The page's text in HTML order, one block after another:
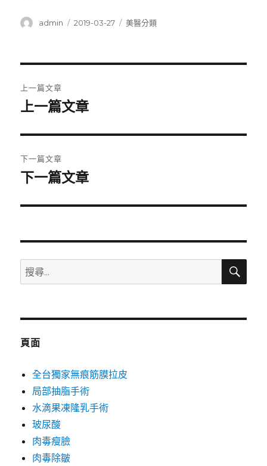
作
admin
發
2019-03-27
分
美醫分類
章
覽
上一篇文章
上
篇
文
章:
上一篇文章
下一篇文章
下
篇
章:
下一篇文章
搜
尋
鍵
搜
頁面
全台獨家無痕筋膜拉皮
局部抽脂手術
水滴果凍隆乳手術
玻尿酸
肉毒瘦臉
肉毒除皺